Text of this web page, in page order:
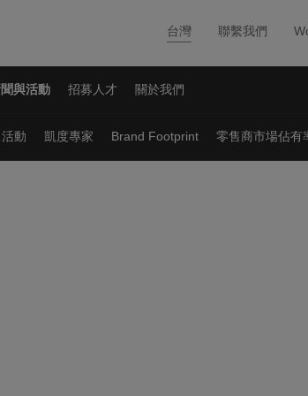
台灣 聯繫我們
與活動 招募人才 關於我們
活動 凱度專家 Brand Footprint 零售商市場佔有